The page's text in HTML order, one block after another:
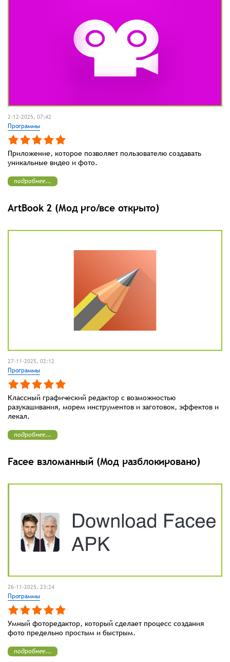
2-12-2025, 07:42
Программы
Приложение, которое позволяет пользователю создавать
уникальные видео и фото.
подробнее...
27-11-2025, 02:12
ArtBook 2 (Мод pro/все открыто)
Программы
Классный графический редактор с возможностью
разукашивания, морем инструментов и заготовок, эффектов и
лекал.
подробнее...
26-11-2025, 23:24
Facee взломанный (Мод разблокировано)
Программы
Умный фоторедактор, который сделает процесс создания
фото предельно простым и быстрым.
подробнее...